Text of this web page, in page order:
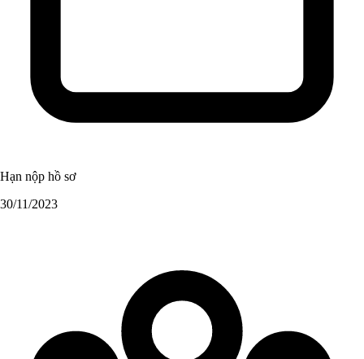
Hạn nộp hồ sơ
30/11/2023